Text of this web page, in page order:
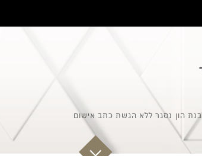
הון נסגר ללא הגשת כתב אישום